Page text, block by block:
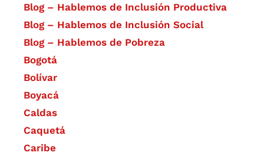
Blog – Hablemos de Inclusión Productiva
Blog – Hablemos de Inclusión Social
Blog – Hablemos de Pobreza
Bogotá
Bolívar
Boyacá
Caldas
Caquetá
Caribe